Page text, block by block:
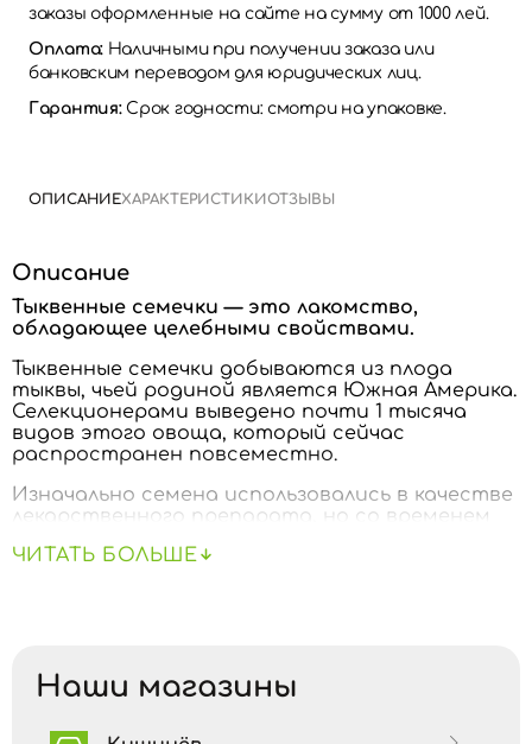
заказы оформленные на сайте на сумму от 1000 лей.
Оплата: Наличными при получении заказа или
банковским переводом для юридических лиц.
Гарантия:Срок годности: смотри на упаковке.
ОПИСАНИЕХАРАКТЕРИСТИКИОТЗЫВЫ
Описание
Тыквенные семечки — это лакомство,
обладающее целебными свойствами.
Тыквенные семечки добываются из плода
тыквы, чьей родиной является Южная Америка.
Селекционерами выведено почти 1 тысяча
видов этого овоща, который сейчас
распространен повсеместно.
Изначально семена использовались в качестве
лекарственного препарата, но со временем
начали добавлять в различные блюда.
Так как семечки насыщенны на 30-50%
люди, придерживающиеся вегетарианства или
ЧИТАТЬ БОЛЬШЕ
Наши магазины